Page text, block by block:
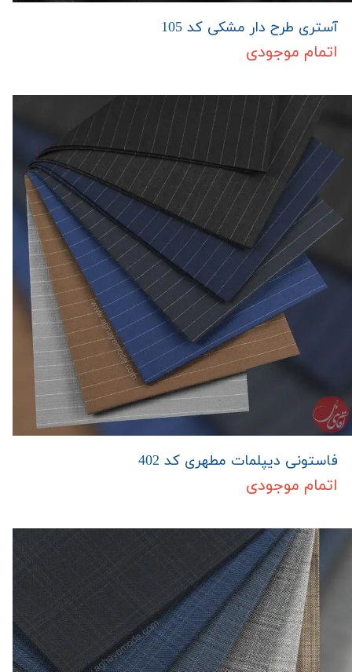
آستری طرح دار مشکی کد 105
اتمام موجودی
فاستونی دیپلمات مطهری کد 402
اتمام موجودی